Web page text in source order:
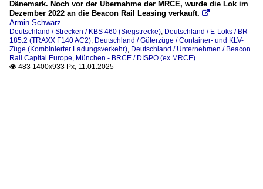
Dänemark. Noch vor der Übernahme der MRCE, wurde die Lok im
Dezember 2022 an die Beacon Rail Leasing verkauft. 
Armin Schwarz
Deutschland / Strecken / KBS 460 (Siegstrecke) Deutschland / E-Loks / BR
185.2 (TRAXX F140 AC2) Deutschland / Güterzüge / Container- und KLV-
Züge (Kombinierter Ladungsverkehr) Deutschland / Unternehmen / Beacon
Rail Capital Europe, München - BRCE / DISPO (ex MRCE)
 483 1400x933 Px, 11.01.2025